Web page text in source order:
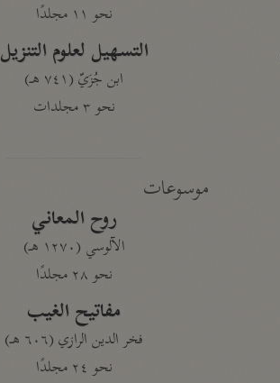
نحو ١١ مجلدًا
التسهيل لعلوم التنزيل
ابن جُزَيّ (٧٤١ هـ)
نحو ٣ مجلدات
موسوعات
روح المعاني
الآلوسي (١٢٧٠ هـ)
نحو ٢٨ مجلدًا
مفاتيح الغيب
فخر الدين الرازي (٦٠٦ هـ)
نحو ٢٤ مجلدًا